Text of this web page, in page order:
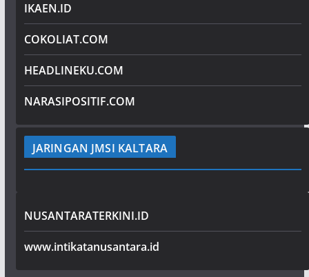
IKAEN.ID
COKOLIAT.COM
HEADLINEKU.COM
NARASIPOSITIF.COM
JARINGAN JMSI KALTARA
NUSANTARATERKINI.ID
www.intikatanusantara.id